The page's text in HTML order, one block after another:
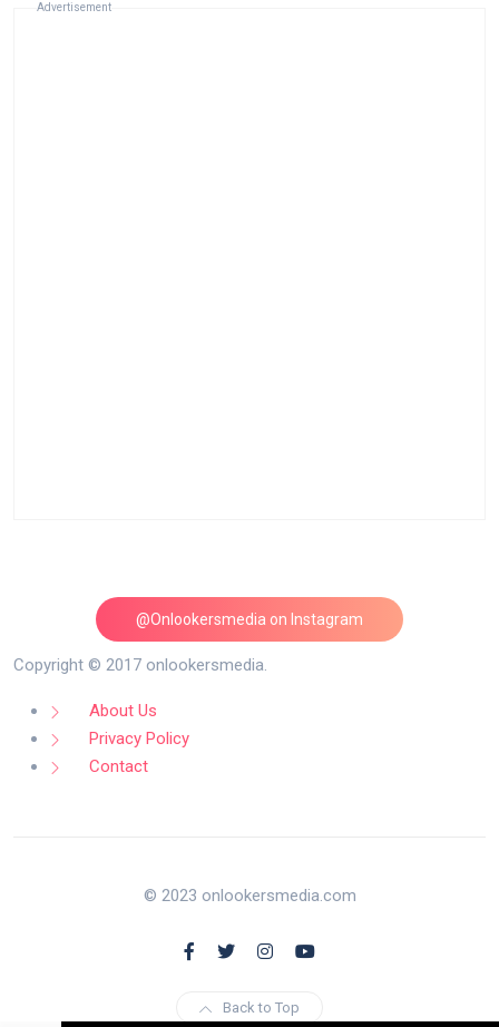
Advertisement
@Onlookersmedia on Instagram
Follow on Instagram
Copyright © 2017 onlookersmedia.
About Us
Privacy Policy
Contact
© 2023 onlookersmedia.com
Back to Top